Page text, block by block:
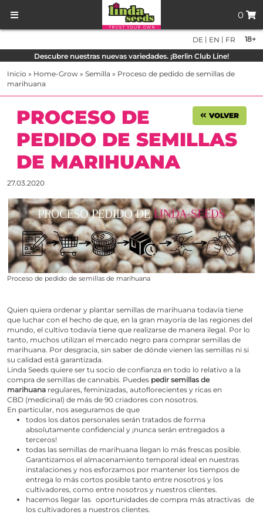
0
18+
DE | EN | FR
Descubre nuestras nuevas variedades. ¡Berlin Club Line!
Inicio » Home-Grow » Semilla » Proceso de pedido de semillas de
marihuana
VOLVER
PROCESO DE
PEDIDO DE SEMILLAS
DE MARIHUANA
27.03.2020
Proceso de pedido de semillas de marihuana
Quien quiera ordenar y plantar semillas de marihuana todavía tiene
que luchar con el hecho de que, en la gran mayoría de las regiones del
mundo, el cultivo todavía tiene que realizarse de manera ilegal. Por lo
tanto, muchos utilizan el mercado negro para comprar semillas de
marihuana. Por desgracia, sin saber de dónde vienen las semillas ni si
su calidad está garantizada.
Linda Seeds quiere ser tu socio de confianza en todo lo relativo a la
compra de semillas de cannabis. Puedes pedir semillas de
marihuana regulares, feminizadas, autoflorecientes y ricas en
CBD (medicinal) de más de 90 criadores con nosotros.
En particular, nos aseguramos de que
todos los datos personales serán tratados de forma
absolutamente confidencial y ¡nunca serán entregados a
terceros!
todas las semillas de marihuana llegan lo más frescas posible.
Garantizamos el almacenamiento temporal ideal en nuestras
instalaciones y nos esforzamos por mantener los tiempos de
entrega lo más cortos posible tanto entre nosotros y los
cultivadores, como entre nosotros y nuestros clientes.
hacemos llegar las oportunidades de compra más atractivas de
los cultivadores a nuestros clientes.